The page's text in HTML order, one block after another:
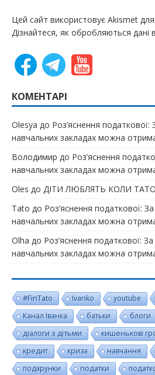
Цей сайт використовує Akismet
Дізнайтеся, як обробляються дані
КОМЕНТАРІ
Olesya до Роз’яснення
навчальних закладах можна
Володимир до Роз’яснення
навчальних закладах можна
Oles до ДІТИ ЛЮБЛЯТЬ КОЛИ
Tato до Роз’яснення податкової:
навчальних закладах можна
Olha до Роз’яснення податкової:
навчальних закладах можна
#FinTato Ivanko youtube
Канал Іванка
батьки блоги
діалоги з дітьми кишенькові
кредит
криза навчання
подарунки
податки